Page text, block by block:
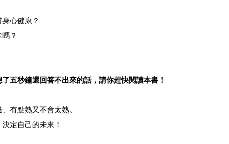
心健康？
？
五秒鐘還回答不出來的話，請你趕快閱讀本書！
有點熟又不會太熟。
定自己的未來！